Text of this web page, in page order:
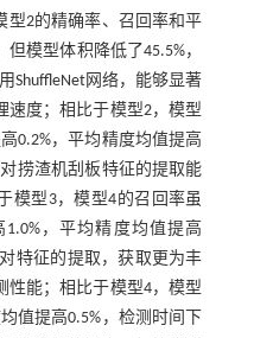
型2的精确率、召回率和平
模型体积降低了45.5%，
ShuffleNet网络，能够显著
速度；相比于模型2，模型
0.2%，平均精度均值提高
捞渣机刮板特征的提取能
模型3，模型4的召回率虽
，平均精度均值提高
特征的提取，获取更为丰
性能；相比于模型4，模型
值提高0.5%，检测时间下